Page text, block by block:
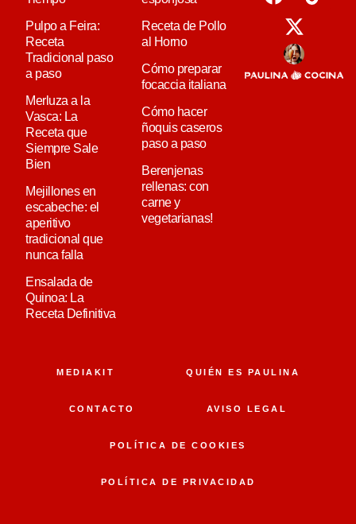
Pulpo a Feira:
Receta
Tradicional paso
a paso
Merluza a la
Vasca: La
Receta que
Siempre Sale
Bien
Mejillones en
escabeche: el
aperitivo
tradicional que
nunca falla
Ensalada de
Quinoa: La
Receta Definitiva
Receta de Pollo
al Horno
Cómo preparar
focaccia italiana
Cómo hacer
ñoquis caseros
paso a paso
Berenjenas
rellenas: con
carne y
vegetarianas!
MEDIAKIT QUIÉN ES PAULINA
CONTACTO AVISO LEGAL
POLÍTICA DE COOKIES
POLÍTICA DE PRIVACIDAD